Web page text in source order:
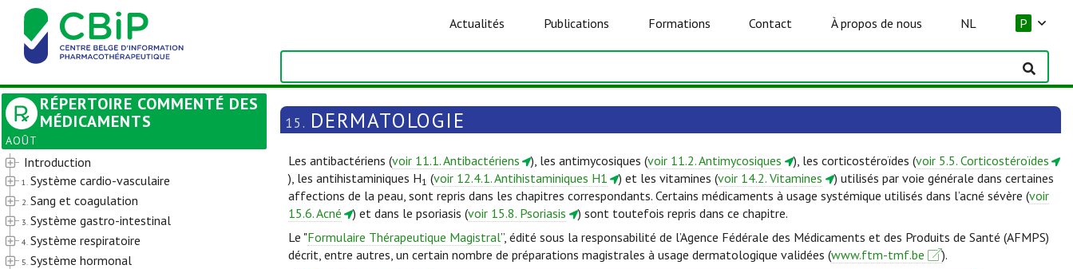
Actualités Publications Formations Contact À propos de nous NL P
RÉPERTOIRE COMMENTÉ DES
MÉDICAMENTS
AOÛT
Introduction
1. Système cardio-vasculaire
2. Sang et coagulation
3. Système gastro-intestinal
4. Système respiratoire
5. Système hormonal
15. DERMATOLOGIE
Les antibactériens (voir 11.1. Antibactériens ), les antimycosiques (voir 11.2. Antimycosiques ), les corticostéroïdes (voir 5.5. Corticostéroïdes
), les antihistaminiques H1 (voir 12.4.1. Antihistaminiques H1 ) et les vitamines (voir 14.2. Vitamines
) utilisés par voie générale dans certaines
affections de la peau, sont repris dans les chapitres correspondants. Certains médicaments à usage systémique utilisés dans l’acné sévère (voir
15.6. Acné
) et dans le psoriasis (voir 15.8. Psoriasis
) sont toutefois repris dans ce chapitre.
Le "Formulaire Thérapeutique Magistral”, édité sous la responsabilité de l’Agence Fédérale des Médicaments et des Produits de Santé (AFMPS)
décrit, entre autres, un certain nombre de préparations magistrales à usage dermatologique validées (www.ftm-tmf.be
).